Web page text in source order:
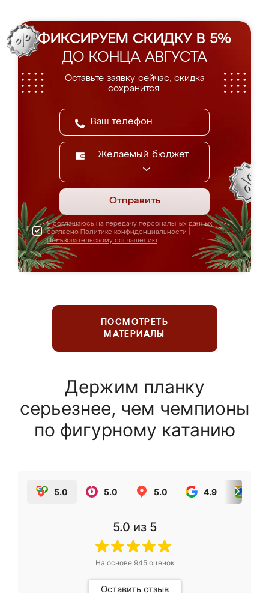
ФИКСИРУЕМ СКИДКУ В 5%
ДО КОНЦА АВГУСТА
Оставьте заявку сейчас, скидка
сохранится.
Желаемый бюджет
Отправить
Я соглашаюсь на передачу персональных данных
согласно Политике конфиденциальности
Пользовательскому соглашению
ПОСМОТРЕТЬ
МАТЕРИАЛЫ
Держим планку
серьезнее, чем чемпионы
по фигурному катанию
5.0 5.0 5.0 4.9
5.0 из 5
На основе 945оценок
Оставить отзыв